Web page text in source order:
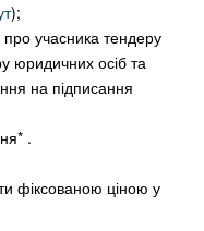
);
про учасника тендеру
юридичних осіб та
на підписання
.
фіксованою ціною у